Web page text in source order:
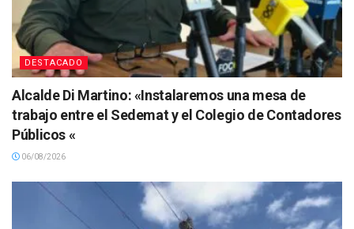
DESTACADO
Alcalde Di Martino: «Instalaremos una mesa de
trabajo entre el Sedemat y el Colegio de Contadores
Públicos «
06/08/2026